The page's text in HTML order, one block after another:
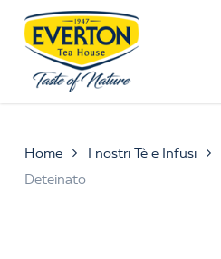
main
content
Home I nostri Tè e Infusi
Deteinato